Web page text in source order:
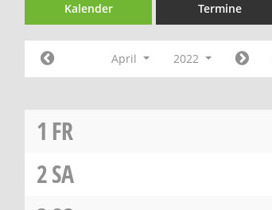
Kalender Termine
April 2022
1 FR
2SA